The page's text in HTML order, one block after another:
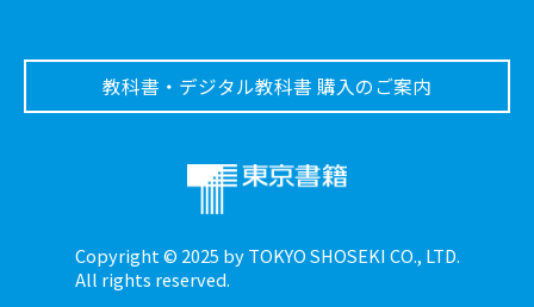
Copyright © 2025 by TOKYO SHOSEKI CO., LTD.
All rights reserved.
教科書・デジタル教科書 購入のご案内